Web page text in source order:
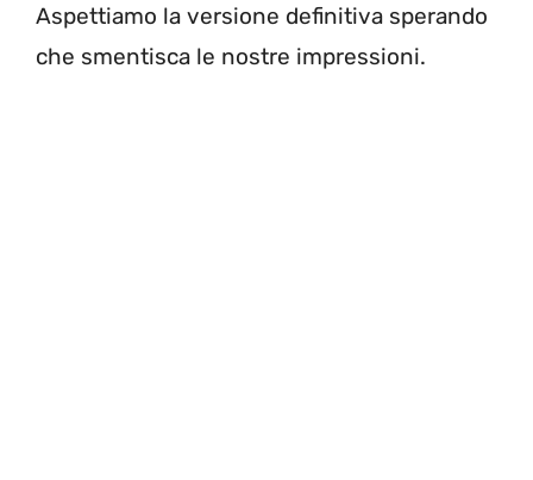
Aspettiamo la versione definitiva sperando
che smentisca le nostre impressioni.